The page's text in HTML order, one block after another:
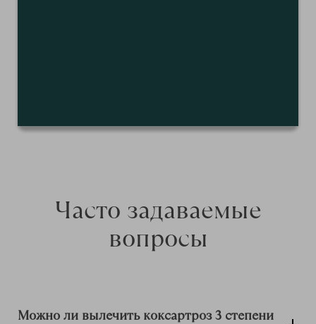
Часто задаваемые
вопросы
Можно ли вылечить коксартроз 3 степени